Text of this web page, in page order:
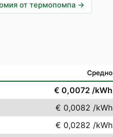
от термопомпа →
Средно
€ 0,0072 /kWh
€ 0,0082 /kWh
€ 0,0282 /kWh